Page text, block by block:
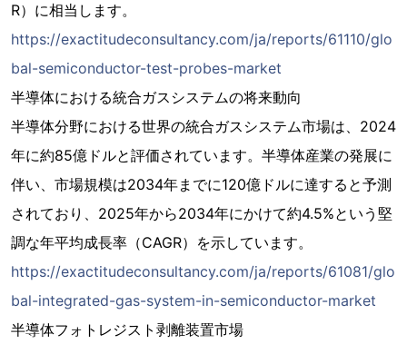
R）に相当します。
https://exactitudeconsultancy.com/ja/reports/61110/glo
bal-semiconductor-test-probes-market
半導体における統合ガスシステムの将来動向
半導体分野における世界の統合ガスシステム市場は、2024
年に約85億ドルと評価されています。半導体産業の発展に
伴い、市場規模は2034年までに120億ドルに達すると予測
されており、2025年から2034年にかけて約4.5%という堅
調な年平均成長率（CAGR）を示しています。
https://exactitudeconsultancy.com/ja/reports/61081/glo
bal-integrated-gas-system-in-semiconductor-market
半導体フォトレジスト剥離装置市場